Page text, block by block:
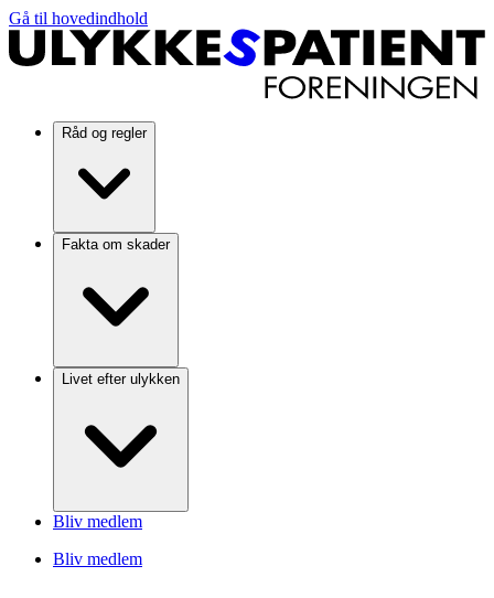
Gå til hovedindhold
Råd og regler
Fakta om skader
Livet efter ulykken
Bliv medlem
Bliv medlem